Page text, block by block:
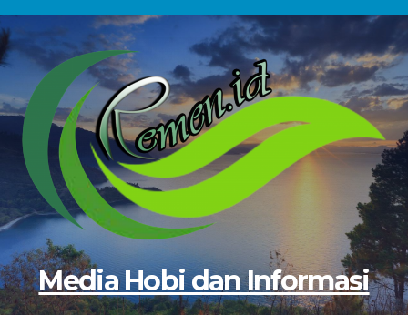
Skip
to
content
Media Hobi dan Informasi